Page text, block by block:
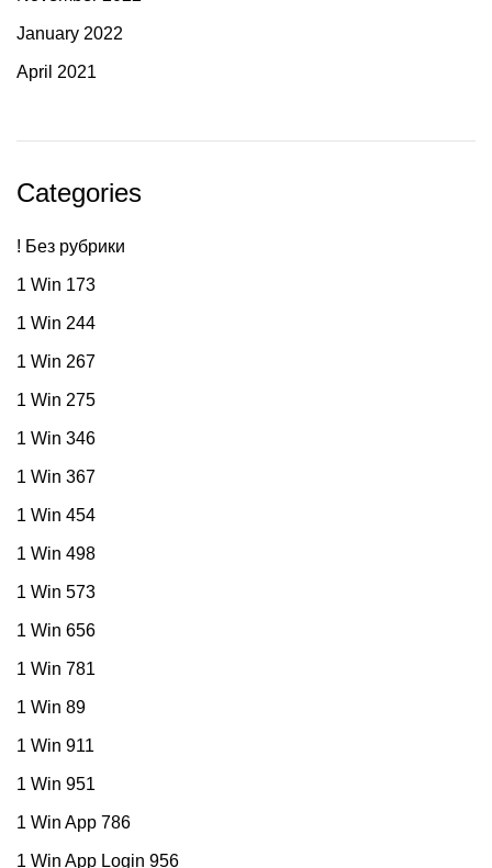
January 2022
April 2021
Categories
! Без рубрики
1 Win 173
1 Win 244
1 Win 267
1 Win 275
1 Win 346
1 Win 367
1 Win 454
1 Win 498
1 Win 573
1 Win 656
1 Win 781
1 Win 89
1 Win 911
1 Win 951
1 Win App 786
1 Win App Login 956